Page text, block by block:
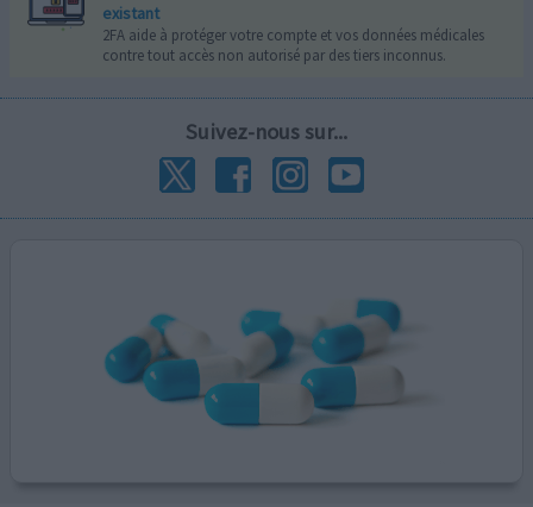
existant
2FA aide à protéger votre compte et vos données médicales
contre tout accès non autorisé par des tiers inconnus.
Suivez-nous sur...